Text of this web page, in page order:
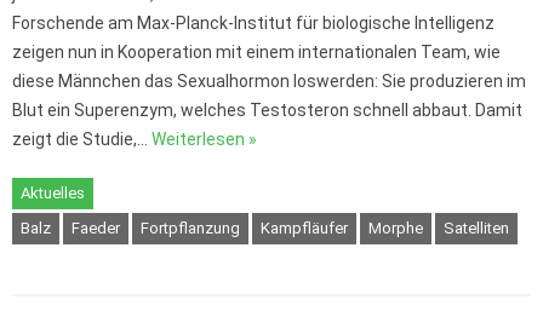
Forschende am Max-Planck-Institut für biologische Intelligenz
zeigen nun in Kooperation mit einem internationalen Team, wie
diese Männchen das Sexualhormon loswerden: Sie produzieren im
Blut ein Superenzym, welches Testosteron schnell abbaut. Damit
zeigt die Studie,… Weiterlesen »
Aktuelles
Balz
Faeder Fortpflanzung Kampfläufer Morphe Satelliten